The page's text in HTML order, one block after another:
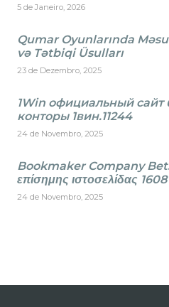
5 de Janeiro, 2026
Qumar Oyunlarında
və Tətbiqi Üsulları
23 de Dezembro, 2025
1Win официальный сайт
конторы 1вин.11244
24 de Novembro, 2025
Bookmaker Company
επίσημης ιστοσελίδας 1608
24 de Novembro, 2025